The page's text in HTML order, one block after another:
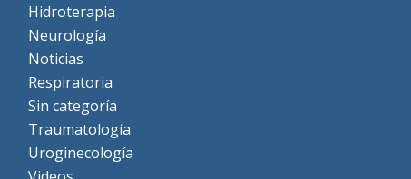
Hidroterapia
Neurología
Noticias
Respiratoria
Sin categoría
Traumatología
Uroginecología